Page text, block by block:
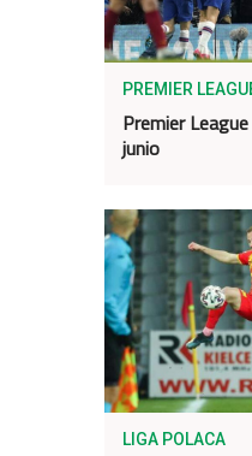
PREMIER
Premier
junio
LIGA POLACA